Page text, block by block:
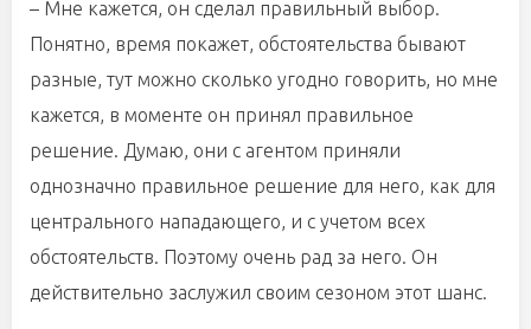
– Мне кажется, он сделал правильный выбор.
Понятно, время покажет, обстоятельства бывают
разные, тут можно сколько угодно говорить, но мне
кажется, в моменте он принял правильное
решение. Думаю, они с агентом приняли
однозначно правильное решение для него, как для
центрального нападающего, и с учетом всех
обстоятельств. Поэтому очень рад за него. Он
действительно заслужил своим сезоном этот шанс.